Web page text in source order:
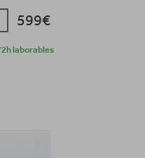
599€
laborables